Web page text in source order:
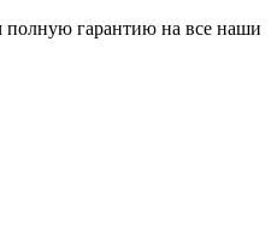
полную гарантию на все наши